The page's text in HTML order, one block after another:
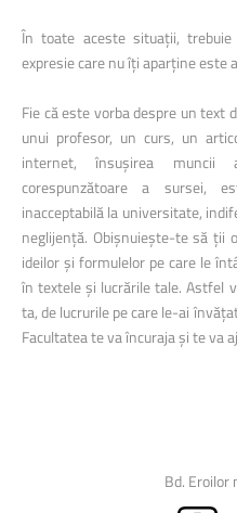
În toate aceste situații,
expresie care nu îți aparține este
Fie că este vorba despre un text
unui profesor, un curs, un
internet, însușirea muncii
corespunzătoare a sursei,
inacceptabilă la universitate,
neglijență. Obișnuiește-te să ții
ideilor și formulelor pe care le
în textele și lucrările tale. Astfel
ta, de lucrurile pe care le-ai
Facultatea te va încuraja și te va
Bd. Eroilor